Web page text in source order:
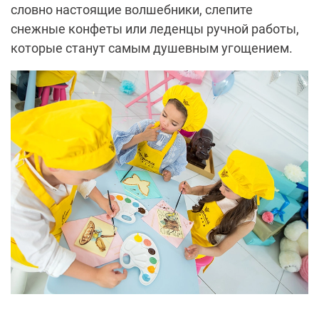
словно настоящие волшебники, слепите
снежные конфеты или леденцы ручной работы,
которые станут самым душевным угощением.